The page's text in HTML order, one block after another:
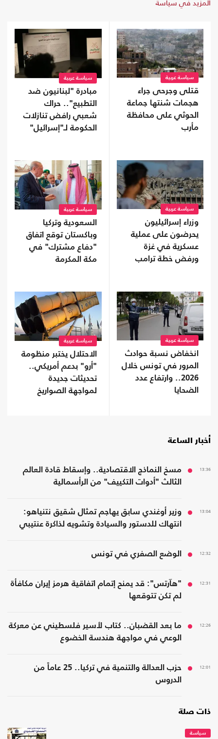
المزيد في سياسة
سياسة عربية
قتلى وجرحى جراء
هجمات شنتها جماعة
الحوثي على محافظة
مأرب
سياسة عربية
مبادرة "لبنانيون ضد
التطبيع".. حراك
شعبي رافض تنازلات
الحكومة لـ"إسرائيل"
سياسة عربية
وزراء إسرائيليون
يحرضون على عملية
عسكرية في غزة
ورفض خطة ترامب
سياسة عربية
السعودية وتركيا
وباكستان توقع اتفاق
"دفاع مشترك" في
مكة المكرمة
سياسة عربية
انخفاض نسبة حوادث
المرور في تونس خلال
2026.. وارتفاع عدد
الضحايا
سياسة عربية
الاحتلال يختبر منظومة
"أرو" بدعم أمريكي..
تحديثات جديدة
لمواجهة الصواريخ
أخبار الساعة
13:36
مسخ النماذج الاقتصادية.. وإسقاط قادة العالم
الثالث "أدوات التكييف" من الرأسمالية
13:04
وزير أوغندي سابق يهاجم تمثال شقيق نتنياهو:
انتهاك للدستور والسيادة وتشويه لذاكرة عنتيبي
12:32 الوضع الصفري في تونس
12:31
"هآرتس": قد يمنح إتمام اتفاقية هرمز إيران مكافأة
لم تكن تتوقعها
12:26
ما بعد القضبان.. كتاب لأسير فلسطيني عن معركة
الوعي في مواجهة هندسة الخضوع
12:01
حزب العدالة والتنمية في تركيا.. 25 عاماً من
الدروس
ذات صلة
سياسة